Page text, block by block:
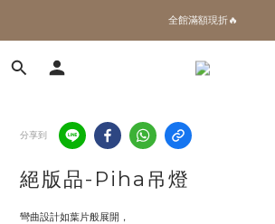
✨加入會員 即領100購物金🎫
分享到
絕版品-Piha吊燈
彎曲設計如葉片般展開，